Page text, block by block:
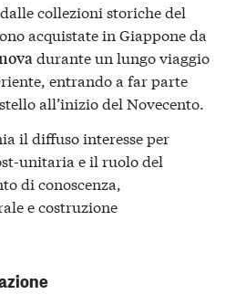
collezioni storiche del
acquistate in Giappone da
durante un lungo viaggio
entrando a far parte
all’inizio del Novecento.
il diffuso interesse per
unitaria e il ruolo del
di conoscenza,
e costruzione